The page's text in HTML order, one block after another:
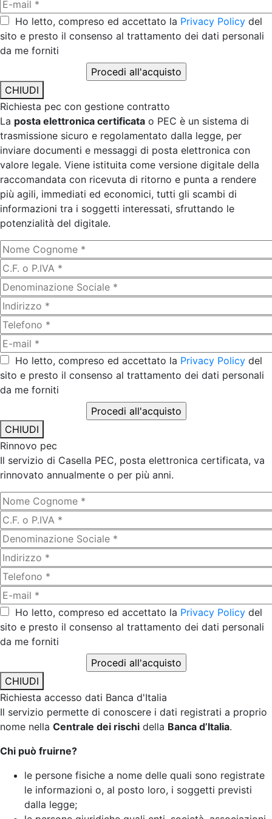
Ho letto, compreso ed accettato la Privacy Policy del
sito e presto il consenso al trattamento dei dati personali
da me forniti
CHIUDI
Richiesta pec con gestione contratto
La posta elettronica certificata o PEC è un sistema di
trasmissione sicuro e regolamentato dalla legge, per
inviare documenti e messaggi di posta elettronica con
valore legale. Viene istituita come versione digitale della
raccomandata con ricevuta di ritorno e punta a rendere
più agili, immediati ed economici, tutti gli scambi di
informazioni tra i soggetti interessati, sfruttando le
potenzialità del digitale.
Ho letto, compreso ed accettato la Privacy Policy del
sito e presto il consenso al trattamento dei dati personali
da me forniti
CHIUDI
Rinnovo pec
Il servizio di Casella PEC, posta elettronica certificata, va
rinnovato annualmente o per più anni.
Ho letto, compreso ed accettato la Privacy Policy del
sito e presto il consenso al trattamento dei dati personali
da me forniti
CHIUDI
Richiesta accesso dati Banca d'Italia
Il servizio permette di conoscere i dati registrati a proprio
nome nella Centrale dei rischi della Banca d’Italia.
Chi può fruirne?
le persone fisiche a nome delle quali sono registrate
le informazioni o, al posto loro, i soggetti previsti
dalla legge;